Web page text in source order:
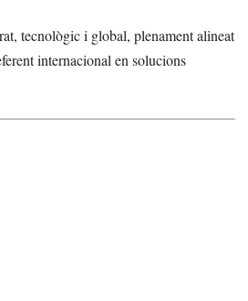
tecnològic i global, plenament alineat
internacional en solucions